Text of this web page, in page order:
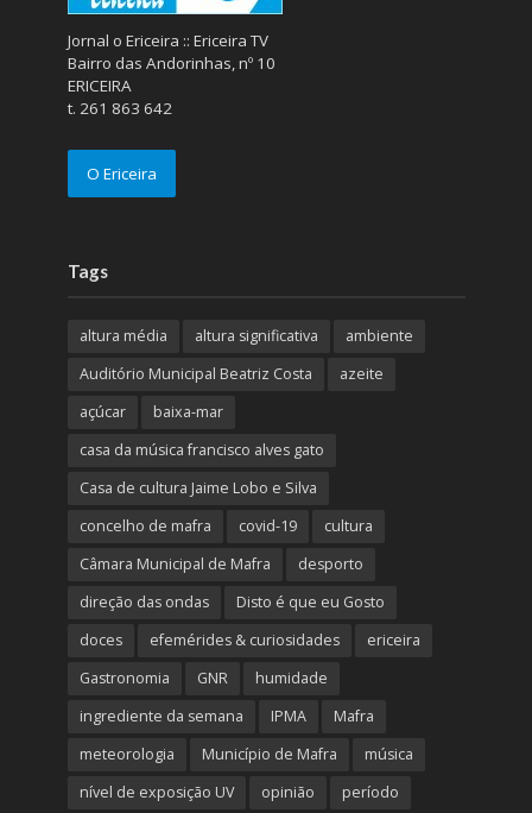
Jornal o Ericeira :: Ericeira TV
Bairro das Andorinhas, nº 10
ERICEIRA
t. 261 863 642
O Ericeira
Tags
altura média altura significativa
ambiente
Auditório Municipal Beatriz Costa
azeite
açúcar
baixa-mar
casa da música francisco alves gato
Casa de cultura Jaime Lobo e Silva
concelho de mafra
covid-19
cultura
Câmara Municipal de Mafra
desporto
direção das ondas
Disto é que eu Gosto
doces
efemérides & curiosidades
ericeira
Gastronomia
GNR
humidade
ingrediente da semana
IPMA
Mafra
meteorologia
Município de Mafra
música
nível de exposição UV
opinião período